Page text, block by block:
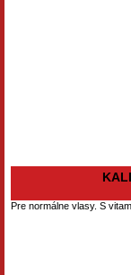
Pre normálne vlasy. S